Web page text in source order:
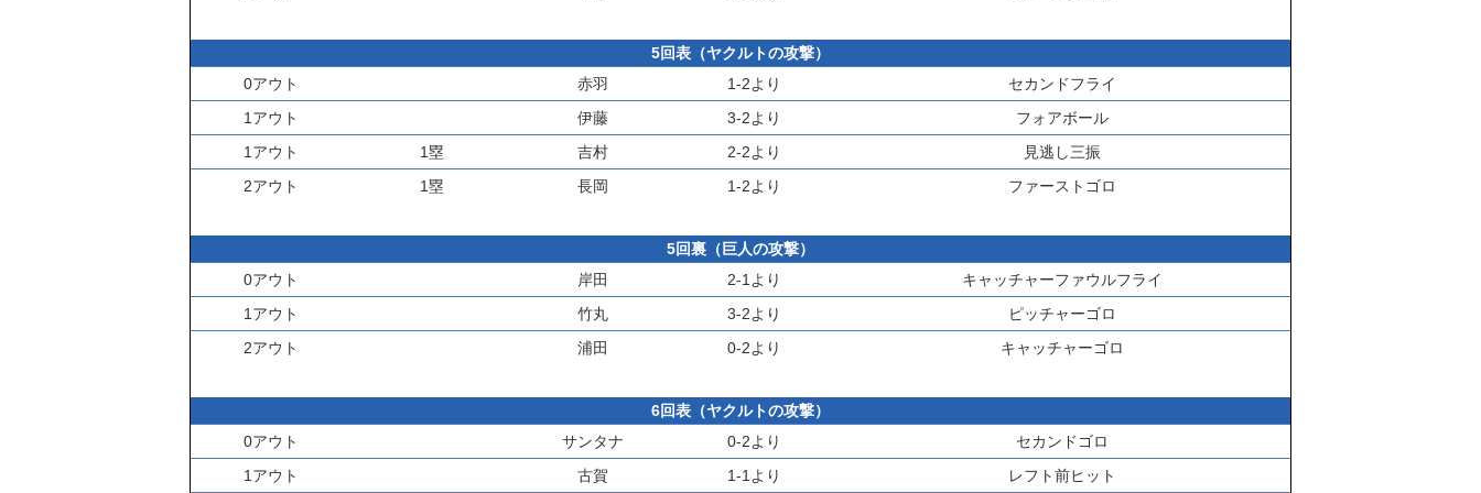
5回表（ヤクルトの攻撃）
0アウト
赤羽 1-2より
セカンドフライ
1アウト
伊藤 3-2より
フォアボール
1アウト
1塁 吉村 2-2より
見逃し三振
2アウト
1塁 長岡 1-2より ファーストゴロ
5回裏（巨人の攻撃）
0アウト
岸田 2-1より
キャッチャーファウルフライ
1アウト
竹丸 3-2より
ピッチャーゴロ
2アウト
浦田 0-2より キャッチャーゴロ
6回表（ヤクルトの攻撃）
0アウト
サンタナ 0-2より
セカンドゴロ
1アウト
古賀 1-1より
レフト前ヒット